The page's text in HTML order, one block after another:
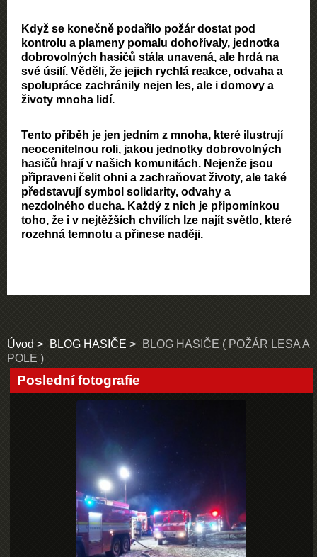
Když se konečně podařilo požár dostat pod
kontrolu a plameny pomalu dohořívaly, jednotka
dobrovolných hasičů stála unavená, ale hrdá na
své úsilí. Věděli, že jejich rychlá reakce, odvaha a
spolupráce zachránily nejen les, ale i domovy a
životy mnoha lidí.
Tento příběh je jen jedním z mnoha, které ilustrují
neocenitelnou roli, jakou jednotky dobrovolných
hasičů hrají v našich komunitách. Nejenže jsou
připraveni čelit ohni a zachraňovat životy, ale také
představují symbol solidarity, odvahy a
nezdolného ducha. Každý z nich je připomínkou
toho, že i v nejtěžších chvílích lze najít světlo, které
rozehná temnotu a přinese naději.
Úvod BLOG HASIČE
BLOG HASIČE ( POŽÁR LESA A
POLE )
Poslední fotografie